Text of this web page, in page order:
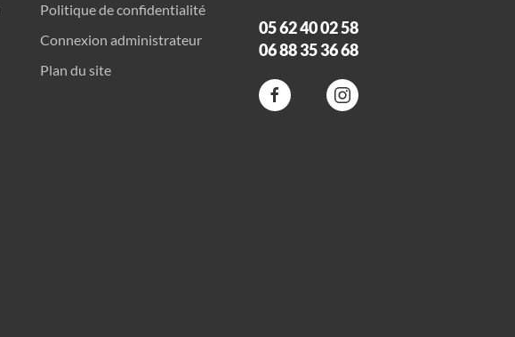
Politique de confidentialité
Connexion administrateur
Plan du site
05 62 40 02 58
06 88 35 36 68